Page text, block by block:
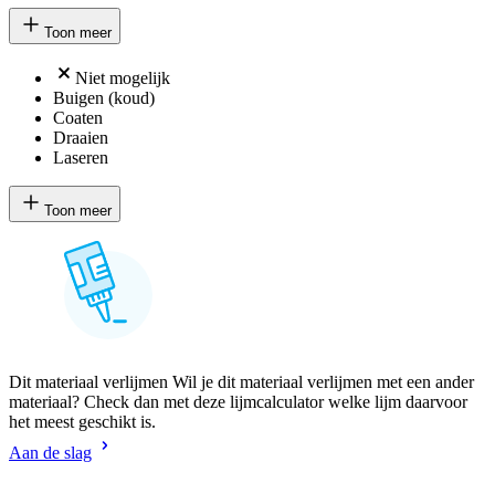
Toon meer
Niet mogelijk
Buigen (koud)
Coaten
Draaien
Laseren
Toon meer
Dit materiaal verlijmen Wil je dit materiaal verlijmen met een ander
materiaal? Check dan met deze lijmcalculator welke lijm daarvoor
het meest geschikt is.
Aan de slag